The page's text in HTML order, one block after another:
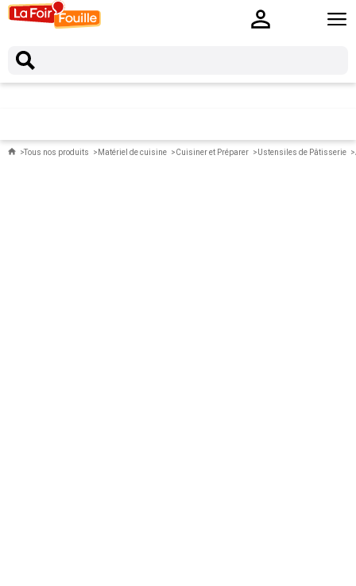
Tous nos produits Matériel de cuisine Cuisiner et Préparer Ustensiles de Pâtisserie